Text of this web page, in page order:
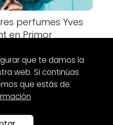
perfumes Yves
en Primor
de Otoño/Invierno:
que te damos la
web. Si continúas
que estás de